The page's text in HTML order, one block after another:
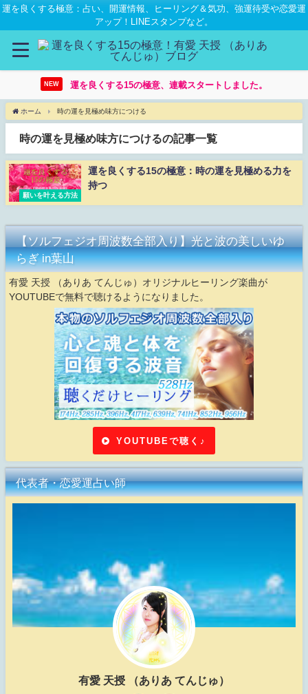
運を良くする極意：占い、開運情報、ヒーリング＆気功、強運待受や恋愛運
アップ！LINEスタンプなど。
NEW 運を良くする15の極意、連載スタートしました。
ホーム 時の運を見極め味方につける
時の運を見極め味方につけるの記事一覧
願いを叶える方法
運を良くする15の極意：時の運を見極める力を
持つ
【ソルフェジオ周波数全部入り】光と波の美しいゆ
らぎ in葉山
有愛 天授 （ありあ てんじゅ）オリジナルヒーリング楽曲が
YOUTUBEで無料で聴けるようになりました。
YOUTUBEで聴く♪
代表者・恋愛運占い師
有愛 天授 （ありあ てんじゅ）